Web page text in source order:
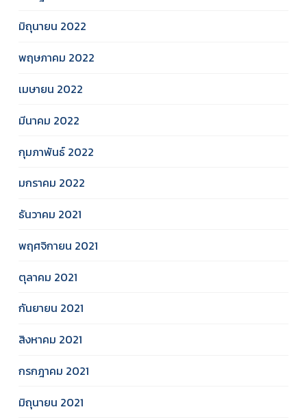
มิถุนายน 2022
พฤษภาคม 2022
เมษายน 2022
มีนาคม 2022
กุมภาพันธ์ 2022
มกราคม 2022
ธันวาคม 2021
พฤศจิกายน 2021
ตุลาคม 2021
กันยายน 2021
สิงหาคม 2021
กรกฎาคม 2021
มิถุนายน 2021